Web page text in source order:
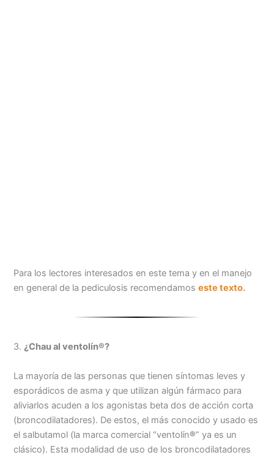
Para los lectores interesados en este tema y en el manejo
en general de la pediculosis recomendamoseste texto.
3. ¿Chau al ventolín®?
La mayoría de las personas que tienen síntomas leves y
esporádicos de asma y que utilizan algún fármaco para
aliviarlos acuden a los agonistas beta dos de acción corta
(broncodilatadores). De estos, el más conocido y usado es
el salbutamol (la marca comercial “ventolín®” ya es un
clásico). Esta modalidad de uso de los broncodilatadores